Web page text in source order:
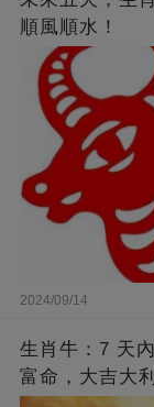
順風順水！
2024/09/14
生肖牛：7 天
富命，大吉大利